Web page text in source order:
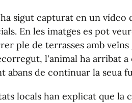
sigut capturat en un vídeo
En les imatges es pot
ple de terrasses amb
l'animal ha arribat
abans de continuar la seua
locals han explicat que la